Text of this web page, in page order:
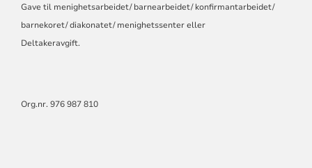
Gave til menighetsarbeidet/ barnearbeidet/ konfirmantarbeidet/
barnekoret/ diakonatet/ menighetssenter eller
Deltakeravgift.
Org.nr. 976 987 810